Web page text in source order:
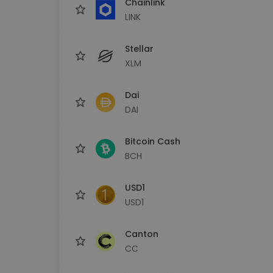
LINK
Stellar
XLM
Dai
DAI
Bitcoin Cash
BCH
USD1
USD1
Canton
CC